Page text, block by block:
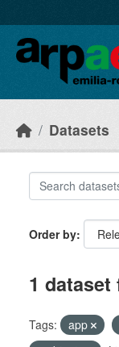
Datasets
Order by
1 dataset
Tags: app